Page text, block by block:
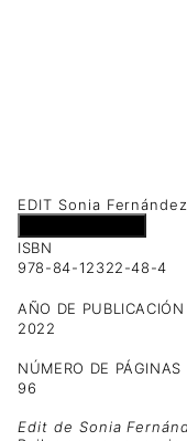
EDIT Sonia
ISBN
978-84-12322-48-4
AÑO DE PUBLICACIÓN
2022
NÚMERO DE PÁGINAS
96
Edit de Sonia